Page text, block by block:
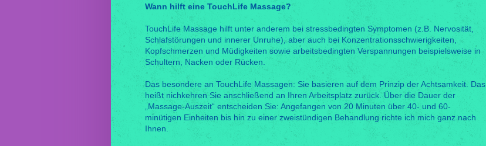
Wann hilft eine TouchLife Massage?
TouchLife Massage hilft unter anderem bei stressbedingten Symptomen (z.B. Nervosität,
Schlafstörungen und innerer Unruhe), aber auch bei Konzentrationsschwierigkeiten,
Kopfschmerzen und Müdigkeiten sowie arbeitsbedingten Verspannungen beispielsweise in
Schultern, Nacken oder Rücken.
Das besondere an TouchLife Massagen: Sie basieren auf dem Prinzip der Achtsamkeit. Das
heißt nichkehren Sie anschließend an Ihren Arbeitsplatz zurück. Über die Dauer der
„Massage-Auszeit“ entscheiden Sie: Angefangen von 20 Minuten über 40- und 60-
minütigen Einheiten bis hin zu einer zweistündigen Behandlung richte ich mich ganz nach
Ihnen.